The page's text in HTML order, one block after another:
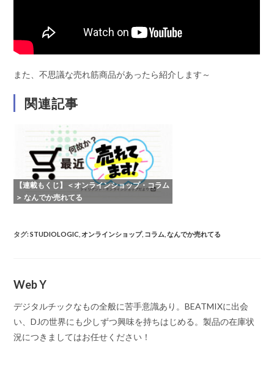
また、不思議な売れ筋商品があったら紹介します～
関連記事
【連載もくじ】＜オンラインショップ・コラム
＞ なんでか売れてる
タグ:STUDIOLOGIC オンラインショップ, コラム なんでか売れてる
Web Y
デジタルチックなもの全般に苦手意識あり。BEATMIXに出会
い、DJの世界にも少しずつ興味を持ちはじめる。製品の在庫状
況につきましてはお任せください！